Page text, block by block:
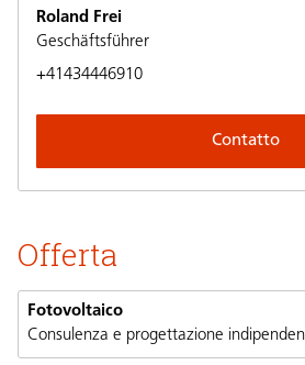
Roland Frei
Geschäftsführer
+41434446910
Contatto
Offerta
Fotovoltaico
Consulenza e progettazione